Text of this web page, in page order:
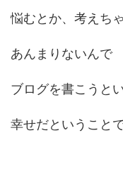
悩むとか、考えち
あんまりないんで
ブログを書こうと
幸せだということで